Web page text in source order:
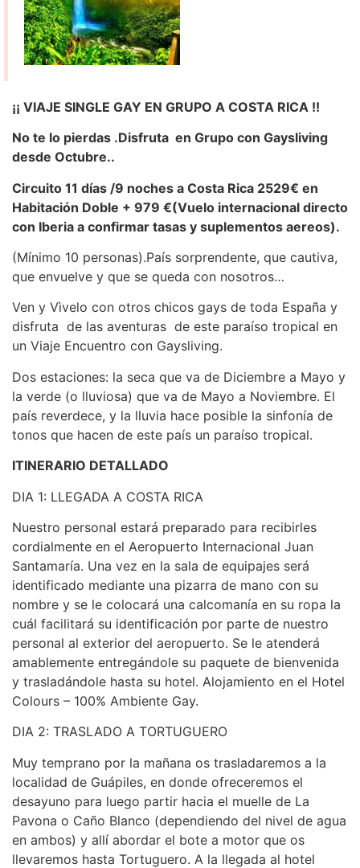
¡¡ VIAJE SINGLE GAY EN GRUPO A COSTA RICA !!
No te lo pierdas .Disfruta en Grupo con Gaysliving
desde Octubre..
Circuito 11 días /9 noches a Costa Rica 2529€ en
Habitación Doble + 979 €(Vuelo internacional directo
con Iberia a confirmar tasas y suplementos aereos).
(Mínimo 10 personas).País sorprendente, que cautiva,
que envuelve y que se queda con nosotros…
Ven y Vìvelo con otros chicos gays de toda España y
disfruta de las aventuras de este paraíso tropical en
un Viaje Encuentro con Gaysliving.
Dos estaciones: la seca que va de Diciembre a Mayo y
la verde (o lluviosa) que va de Mayo a Noviembre. El
país reverdece, y la lluvia hace posible la sinfonía de
tonos que hacen de este país un paraíso tropical.
ITINERARIO DETALLADO
DIA 1: LLEGADA A COSTA RICA
Nuestro personal estará preparado para recibirles
cordialmente en el Aeropuerto Internacional Juan
Santamaría. Una vez en la sala de equipajes será
identificado mediante una pizarra de mano con su
nombre y se le colocará una calcomanía en su ropa la
cuál facilitará su identificación por parte de nuestro
personal al exterior del aeropuerto. Se le atenderá
amablemente entregándole su paquete de bienvenida
y trasladándole hasta su hotel. Alojamiento en el Hotel
Colours – 100% Ambiente Gay.
DIA 2: TRASLADO A TORTUGUERO
Muy temprano por la mañana os trasladaremos a la
localidad de Guápiles, en donde ofreceremos el
desayuno para luego partir hacia el muelle de La
Pavona o Caño Blanco (dependiendo del nivel de agua
en ambos) y allí abordar el bote a motor que os
llevaremos hasta Tortuguero. A la llegada al hotel